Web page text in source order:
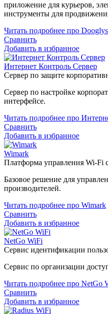
приложение для курьеров,
инструменты для
Читать подробнее про Dooglys
Сравнить
Добавить в избранное
Интернет Контроль Сервер
Сервер по защите
Сервер по настройке
интерфейсе.
Читать подробнее про
Сравнить
Добавить в избранное
Wimark
Платформа управления Wi-Fi
Базовое решение для
производителей.
Читать подробнее про Wimark
Сравнить
Добавить в избранное
NetGo WiFi
Сервис идентификации
Сервис по организации
Читать подробнее про NetGo
Сравнить
Добавить в избранное